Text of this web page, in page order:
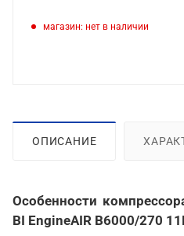
Магазин: нет в наличии
ОПИСАНИЕ
Особенности
BI EngineAIR B6000/270